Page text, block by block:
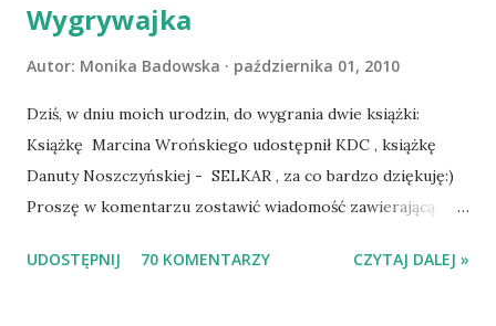
Wygrywajka
Autor: Monika Badowska października 01, 2010
Dziś, w dniu moich urodzin, do wygrania dwie książki:
Książkę Marcina Wrońskiego udostępnił KDC , książkę
Danuty Noszczyńskiej - SELKAR , za co bardzo dziękuję:)
Proszę w komentarzu zostawić wiadomość zawierającą
Losowanie odbędzie się w niedzielę o 8:00. Zapraszam
UDOSTĘPNIJ 70 KOMENTARZY CZYTAJ DALEJ »